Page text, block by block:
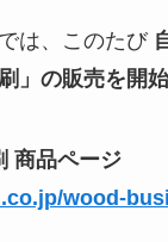
は、このたび
」の販売を開始
商品ページ
wood-